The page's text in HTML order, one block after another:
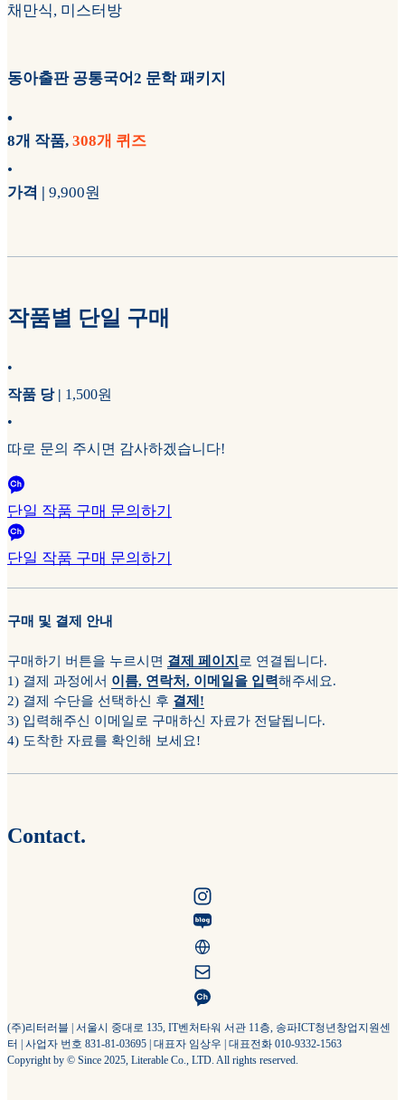
채만식, 미스터방
동아출판 공통국어2 문학 패키지
•
8개 작품, 308개 퀴즈
•
가격 | 9,900원
작품별 단일 구매
•
작품 당 | 1,500원
•
따로 문의 주시면 감사하겠습니다!
단일 작품 구매 문의하기
단일 작품 구매 문의하기
구매 및 결제 안내
구매하기 버튼을 누르시면 결제 페이지 로 연결됩니다.
1) 결제 과정에서 이름, 연락처, 이메일을 입력해주세요.
2) 결제 수단을 선택하신 후 결제!
3) 입력해주신 이메일로 구매하신 자료가 전달됩니다.
4) 도착한 자료를 확인해 보세요!
Contact.
(주)리터러블 | 서울시 중대로 135, IT벤처타워 서관 11층, 송파ICT청년창업지원센
터 | 사업자 번호 831-81-03695 | 대표자 임상우 | 대표전화 010-9332-1563
Copyright by © Since 2025, Literable Co., LTD. All rights reserved.